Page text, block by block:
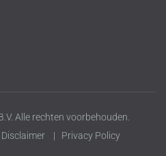
Alle rechten voorbehouden.
Disclaimer | Privacy Policy